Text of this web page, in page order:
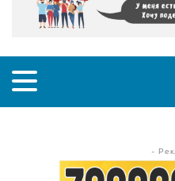
-